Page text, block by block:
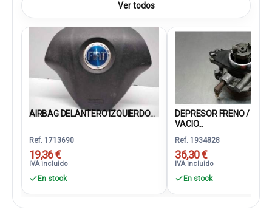
Ver todos
AIRBAG DELANTERO IZQUIERDO...
Ref. 1713690
19,36 €
IVA incluido
En stock
DEPRESOR FRENO /
VACIO...
Ref. 1934828
36,30 €
IVA incluido
En stock